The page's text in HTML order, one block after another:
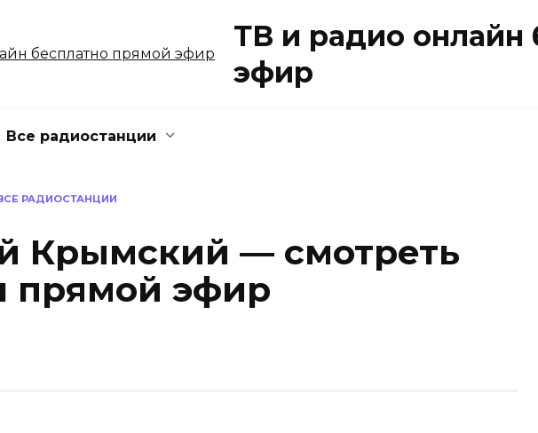
ТВ и радио онлайн
эфир
Все радиостанции
РАДИОСТАНЦИИ
Крымский — смотреть
прямой эфир